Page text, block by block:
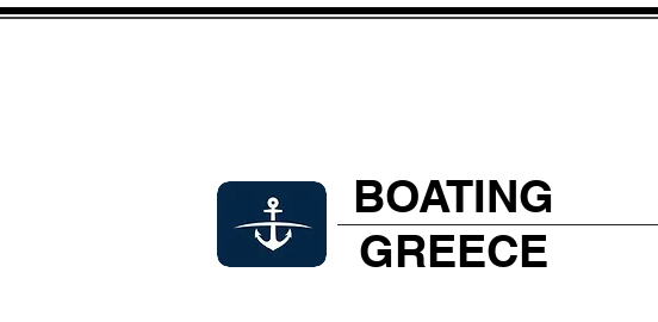
BOATING
GREECE